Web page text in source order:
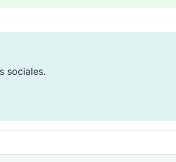
sociales.